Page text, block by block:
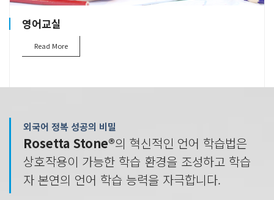
영어교실
Read More
외국어 정복 성공의 비밀
Rosetta Stone®의 혁신적인 언어 학습법은
상호작용이 가능한 학습 환경을 조성하고 학습
자 본연의 언어 학습 능력을 자극합니다.